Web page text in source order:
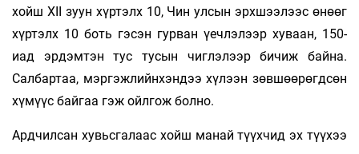
хойш XII зуун хүртэлх 10, Чин улсын эрхшээлээс өнөөг
хүртэлх 10 боть гэсэн гурван үечлэлээр хуваан, 150-
иад эрдэмтэн тус тусын чиглэлээр бичиж байна.
Салбартаа, мэргэжлийнхэндээ хүлээн зөвшөөрөгдсөн
хүмүүс байгаа гэж ойлгож болно.
Ардчилсан хувьсгалаас хойш манай түүхчид эх түүхээ